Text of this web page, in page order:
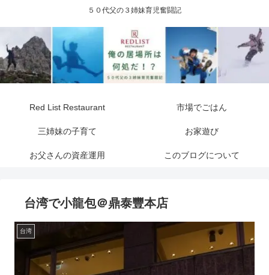
５０代父の３姉妹育児奮闘記
Red List Restaurant 市場でごはん
三姉妹の子育て お家遊び
お父さんの資産運用 このブログについて
台湾で小龍包＠鼎泰豐本店
台湾